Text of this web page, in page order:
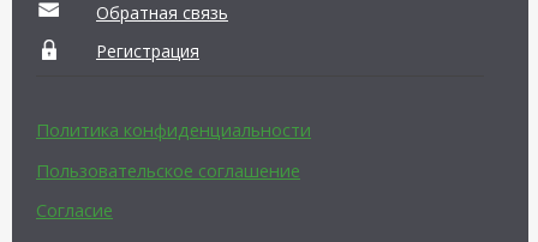
Обратная связь
Регистрация
Политика конфиденциальности
Пользовательское соглашение
Согласие